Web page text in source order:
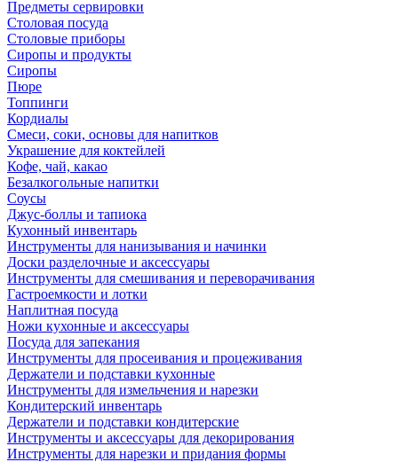
Предметы сервировки
Столовая посуда
Столовые приборы
Сиропы и продукты
Сиропы
Пюре
Топпинги
Кордиалы
Смеси, соки, основы для напитков
Украшение для коктейлей
Кофе, чай, какао
Безалкогольные напитки
Соусы
Джус-боллы и тапиока
Кухонный инвентарь
Инструменты для нанизывания и начинки
Доски разделочные и аксессуары
Инструменты для смешивания и переворачивания
Гастроемкости и лотки
Наплитная посуда
Ножи кухонные и аксессуары
Посуда для запекания
Инструменты для просеивания и процеживания
Держатели и подставки кухонные
Инструменты для измельчения и нарезки
Кондитерский инвентарь
Держатели и подставки кондитерские
Инструменты и аксессуары для декорирования
Инструменты для нарезки и придания формы